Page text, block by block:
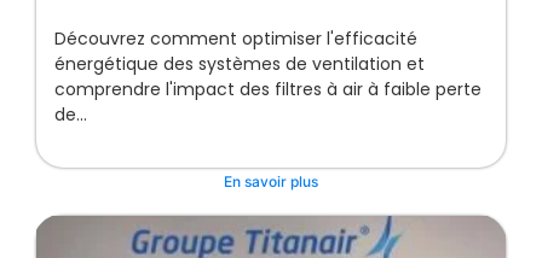
Découvrez comment optimiser l'efficacité
énergétique des systèmes de ventilation et
comprendre l'impact des filtres à air à faible perte
de...
En savoir plus